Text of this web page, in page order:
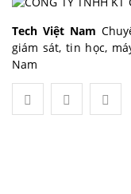
Tech Việt Nam
giám sát, tin học,
Nam